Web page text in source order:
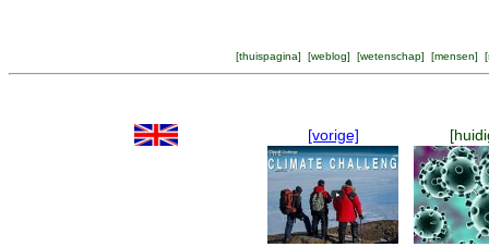
[thuispagina] [weblog] [wetenschap] [mensen] [
[vorige]